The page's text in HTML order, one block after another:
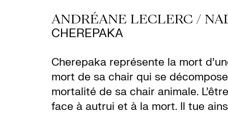
ANDRÉANE LECLERC /
CHEREPAKA
Cherepaka représente la mort
mort de sa chair qui se
mortalité de sa chair animale.
face à autrui et à la mort. Il tue